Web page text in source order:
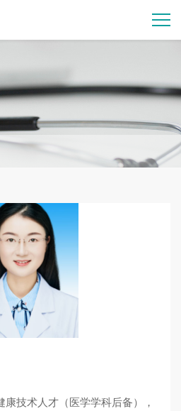
康技术人才（医学学科后备），